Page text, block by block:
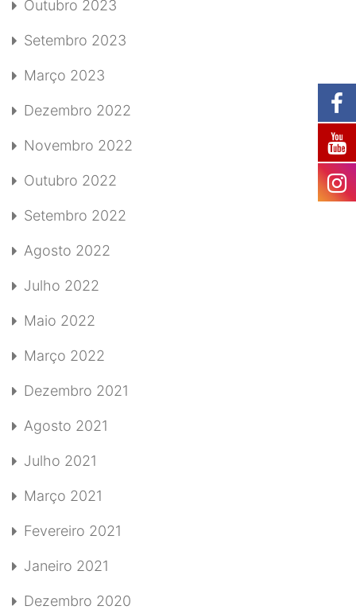
Outubro 2023
Setembro 2023
Março 2023
Dezembro 2022
Novembro 2022
Outubro 2022
Setembro 2022
Agosto 2022
Julho 2022
Maio 2022
Março 2022
Dezembro 2021
Agosto 2021
Julho 2021
Março 2021
Fevereiro 2021
Janeiro 2021
Dezembro 2020